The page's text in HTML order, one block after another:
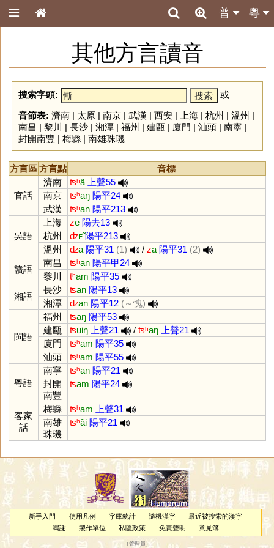
粵
普
其他方言讀音
搜索字頭:
或
音節表: 濟南| 太原| 南京| 武漢 | 西安| 上海| 杭州 | 溫州 |
南昌 | 黎川 | 長沙| 湘潭| 福州 | 建甌 | 廈門 | 汕頭| 南寧|
封開南豐 | 梅縣| 南雄珠璣
方言區方言點 音標
官話
濟南 ʦʰã
上聲55
南京
ʦʰaŋ 陽平24
武漢
ʦʰan 陽平213
吳語
上海 ze 陽去13
杭州
ʣᴇ̃ 陽平213
溫州
ʣa 陽平31 (1) / za 陽平31 (2)
贛語
南昌 ʦʰan 陽平甲24
黎川
tʰam 陽平35
湘語
長沙 ʦan 陽平13
湘潭
ʣan 陽平12 (～愧)
閩語
福州 ʦaŋ 陽平53
建甌
ʦuiŋ 上聲21 / ʦʰaŋ
上聲21
廈門
ʦʰam 陽平35
汕頭
ʦʰam 陽平55
粵語
南寧 ʦʰan 陽平21
封開
南豐
ʦam 陽平24
客家
話
梅縣 ʦʰam
上聲31
南雄
珠璣
ʦʰãi 陽平21
新手入門 使用凡例 字庫統計 隨機漢字
最近被搜索的漢字
鳴謝
製作單位 私隱政策 免責聲明 意見簿
（管理員 ）